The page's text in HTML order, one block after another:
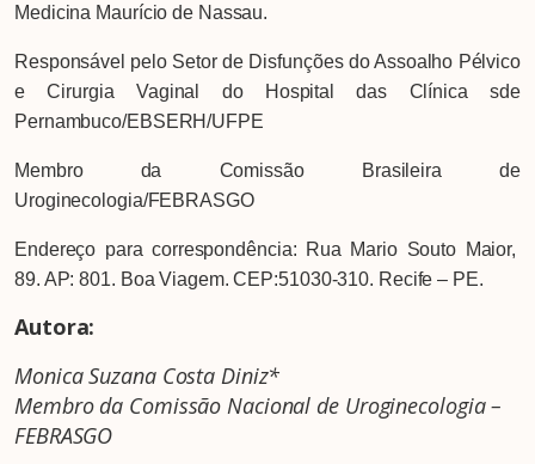
Medicina Maurício de Nassau.
Responsável pelo Setor de Disfunções do Assoalho Pélvico
e Cirurgia Vaginal do Hospital das Clínica sde
Pernambuco/EBSERH/UFPE
Membro da Comissão Brasileira de
Uroginecologia/FEBRASGO
Endereço para correspondência: Rua Mario Souto Maior,
89. AP: 801. Boa Viagem. CEP:51030-310. Recife – PE.
Autora:
Monica Suzana Costa Diniz*
Membro da Comissão Nacional de Uroginecologia –
FEBRASGO